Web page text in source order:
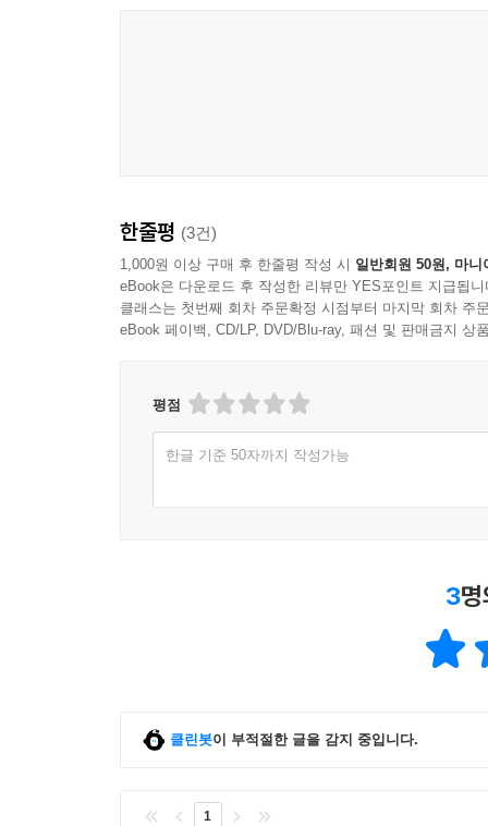
고유한 정서를 드러내는 이 에세이는 독자들에
볼륨의 주제 혹은 테마는 ‘대중 스타, 인물’이다.
오은경 시인의 에세이 「미끄러짐」은 청소년기
영향을 받았던 사람, 그러나 이제는 세상을 떠나
현대문학 × 아티스트 채지민
〈현대문학 핀 시리즈〉는 아티스트의 영혼이
되었다. 각 시편이 그 작품마다의 독특한 향기
* 채지민 Jimin Chae
홍콩 현대캐피탈 등에 작품 소장.
한줄평 (3건)
1,000원 이상 구매 후 한줄평 작성 시 일반회원 50원, 마니
eBook은 다운로드 후 작성한 리뷰만 YES포인트 지급됩니
클래스는 첫번째 회차 주문확정 시점부터 마지막 회차 주
eBook 페이백, CD/LP, DVD/Blu-ray, 패션 및 판매금지 상
평점
한글 기준 50자까지 작성가능
3
클린봇이 부적절한 글을 감지 중입니다.
1